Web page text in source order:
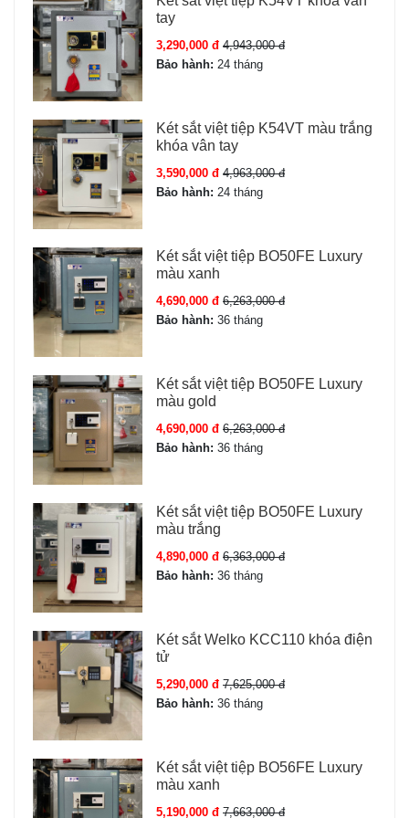
Màu sắc Xanh Xám
Tình trạng
Mới 100% – nguyên đai
nguyên kiện - bảo hành
Nguồn 04 pin AA (pin tiểu 1.5V)
Cấu tạo Két sắt Kassler KL55-H8-BG
Kết cấu Két sắt kassler KL55 H8 BG màu xám:
Thân két:Thép nguyên khối chống cháy, sơn 3 lớp tĩnh
điện — chịu lực tốt, chống cạy phá hiệu quả.
Cửa két:Chốt khóa đa điểm, đảm bảo an toàn khi
đóng.
Bản lề:Ẩn bên trong, không tiếp cận từ bên ngoài.
Chống cháy:Lớp cách nhiệt giữa các lớp thép.
Bên trong:Bọc da, ngăn kệ linh hoạt.
Chân đế:Cao su chống trượt.
Khóa:Chìa cơ + Mã số điện tử + Vân tay + Vân tay điện
Đặc tính sản phẩm Két sắt Kassler
KL55-H8-BG
tốc
- Két sắt kassler KL55 H8 BG màu xám được trang bị
cảm biến vân tay sinh trắc học thế hệ mới, cho khả
năng nhận diện nhanh chóng chỉ trong 0,5 giây. Hệ
thống này có độ chính xác cao, chống sao chép và truy
cập trái phép, đồng thời hỗ trợ lưu trữ nhiều dấu vân
tay, thuận tiện cho cả gia đình hoặc nhóm người dùng.
tay
3,290,000 đ 4,943,000 đ
Bảo hành: 24 tháng
Két sắt việt tiệp K54VT màu trắng
khóa vân tay
3,590,000 đ 4,963,000 đ
Bảo hành: 24 tháng
Két sắt việt tiệp BO50FE Luxury
màu xanh
4,690,000 đ 6,263,000 đ
Bảo hành: 36 tháng
Két sắt việt tiệp BO50FE Luxury
màu gold
4,690,000 đ 6,263,000 đ
Bảo hành: 36 tháng
Két sắt việt tiệp BO50FE Luxury
màu trắng
4,890,000 đ 6,363,000 đ
Bảo hành: 36 tháng
Két sắt Welko KCC110 khóa điện
tử
5,290,000 đ 7,625,000 đ
Bảo hành: 36 tháng
Két sắt việt tiệp BO56FE Luxury
màu xanh
5,190,000 đ 7,663,000 đ